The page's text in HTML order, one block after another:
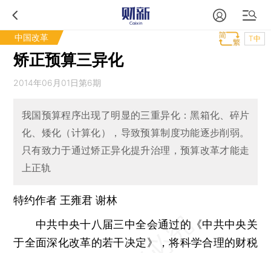
中国改革 T中
矫正预算三异化
2014年06月01日第6期
我国预算程序出现了明显的三重异化：黑箱化、碎片
化、矮化（计算化），导致预算制度功能逐步削弱。
只有致力于通过矫正异化提升治理，预算改革才能走
上正轨
特约作者 王雍君 谢林
中共中央十八届三中全会通过的《中共中央关
于全面深化改革的若干决定》，将科学合理的财税